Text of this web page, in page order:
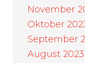
November
Oktober
September
August 2023